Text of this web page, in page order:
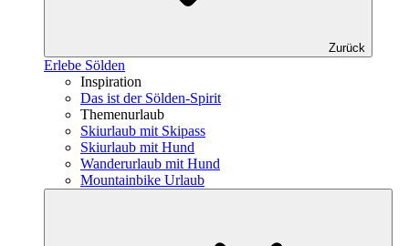
Zurück
Erlebe Sölden
Inspiration
Das ist der Sölden-Spirit
Themenurlaub
Skiurlaub mit Skipass
Skiurlaub mit Hund
Wanderurlaub mit Hund
Mountainbike Urlaub